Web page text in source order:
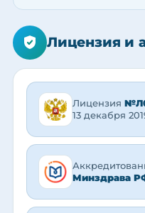
Лицензия и
Лицензия
13 декабря
Минздрава